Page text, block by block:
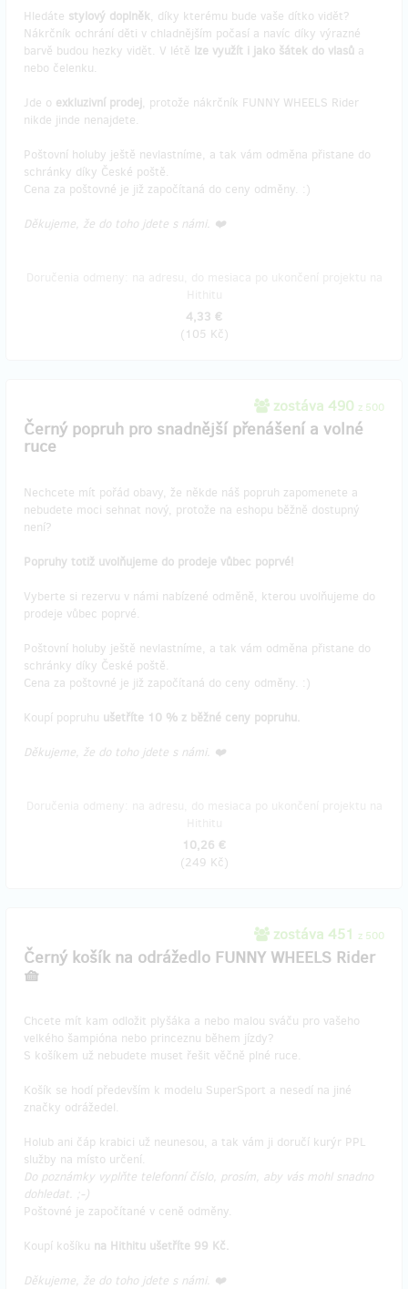
Hledáte stylový doplněk, díky kterému bude vaše dítko vidět?
Nákrčník ochrání děti v chladnějším počasí a navíc díky výrazné
barvě budou hezky vidět. V létě lze využít i jako šátek do vlasů a
nebo čelenku.
Jde o exkluzivní prodej, protože nákrčník FUNNY WHEELS Rider
nikde jinde nenajdete.
Poštovní holuby ještě nevlastníme, a tak vám odměna přistane do
schránky díky České poště.
Cena za poštovné je již započítaná do ceny odměny. :)
Děkujeme, že do toho jdete s námi. ❤️
4,33 €
(105 Kč)
zostáva 490 z 500
Černý popruh pro snadnější přenášení a volné
ruce
Nechcete mít pořád obavy, že někde náš popruh zapomenete a
nebudete moci sehnat nový, protože na eshopu běžně dostupný
není?
Popruhy totiž uvolňujeme do prodeje vůbec poprvé!
Vyberte si rezervu v námi nabízené odměně, kterou uvolňujeme do
prodeje vůbec poprvé.
Poštovní holuby ještě nevlastníme, a tak vám odměna přistane do
schránky díky České poště.
Cena za poštovné je již započítaná do ceny odměny. :)
Koupí popruhu ušetříte 10 % z běžné ceny popruhu.
Děkujeme, že do toho jdete s námi. ❤️
10,26 €
(249 Kč)
zostáva 451 z 500
Černý košík na odrážedlo FUNNY WHEELS Rider
🧺
Chcete mít kam odložit plyšáka a nebo malou sváču pro vašeho
velkého šampióna nebo princeznu během jízdy?
S košíkem už nebudete muset řešit věčně plné ruce.
Košík se hodí především k modelu SuperSport a nesedí na jiné
značky odrážedel.
Holub ani čáp krabici už neunesou, a tak vám ji doručí kurýr PPL
služby na místo určení.
Do poznámky vyplňte telefonní číslo, prosím, aby vás mohl snadno
dohledat. ;-)
Poštovné je započítané v ceně odměny.
Koupí košíku na Hithitu ušetříte 99 Kč.
Děkujeme, že do toho jdete s námi. ❤️